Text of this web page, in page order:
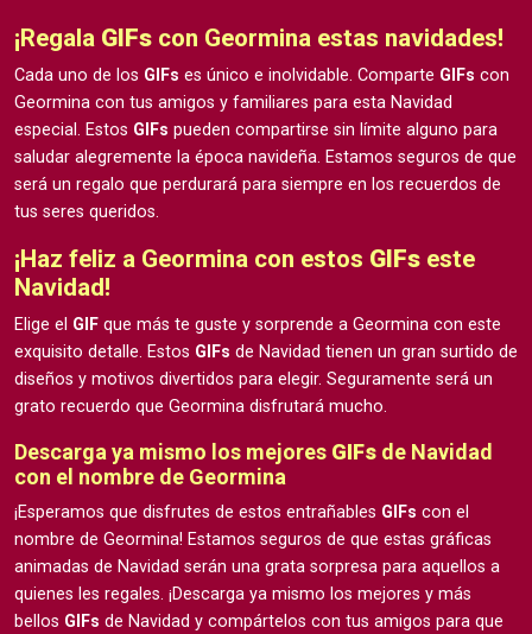
¡Regala GIFs con Geormina estas navidades!
Cada uno de los GIFs es único e inolvidable. Comparte GIFs con
Geormina con tus amigos y familiares para esta Navidad
especial. Estos GIFs pueden compartirse sin límite alguno para
saludar alegremente la época navideña. Estamos seguros de que
será un regalo que perdurará para siempre en los recuerdos de
tus seres queridos.
¡Haz feliz a Geormina con estos GIFs este
Navidad!
Elige el GIF que más te guste y sorprende a Geormina con este
exquisito detalle. Estos GIFs de Navidad tienen un gran surtido de
diseños y motivos divertidos para elegir. Seguramente será un
grato recuerdo que Geormina disfrutará mucho.
Descarga ya mismo los mejores GIFs de Navidad
con el nombre de Geormina
¡Esperamos que disfrutes de estos entrañables GIFs con el
nombre de Geormina! Estamos seguros de que estas gráficas
animadas de Navidad serán una grata sorpresa para aquellos a
quienes les regales. ¡Descarga ya mismo los mejores y más
bellos GIFs de Navidad y compártelos con tus amigos para que